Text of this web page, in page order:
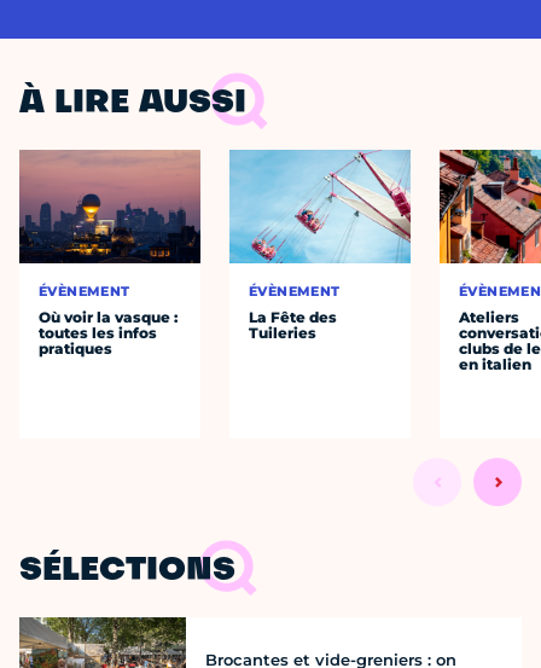
À LIRE AUSSI
ÉVÈNEMENT
Où voir la vasque :
toutes les infos
pratiques
ÉVÈNEMENT
La Fête des
Tuileries
Ateliers
clubs de
en italien
SÉLECTIONS
Brocantes et vide-greniers : on